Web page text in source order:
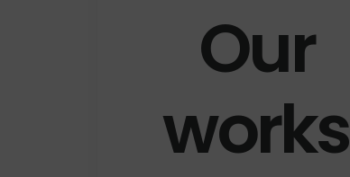
Our
works